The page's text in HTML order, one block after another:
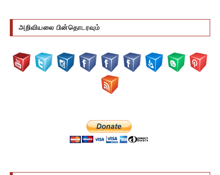
அறிவியலை பின்தொடரவும்